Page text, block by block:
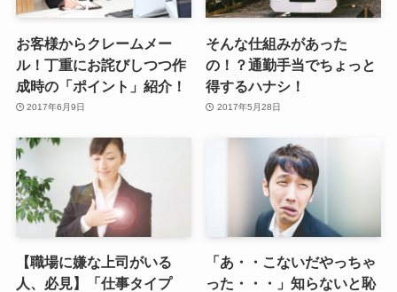
お客様からクレームメー
ル！丁重にお詫びしつつ作
成時の「ポイント」紹介！
2017年6月9日
そんな仕組みがあった
の！？通勤手当でちょっと
得するハナシ！
2017年5月28日
【職場に嫌な上司がいる
人、必見】「仕事タイプ
「あ・・こないだやっちゃ
った・・・」知らないと恥